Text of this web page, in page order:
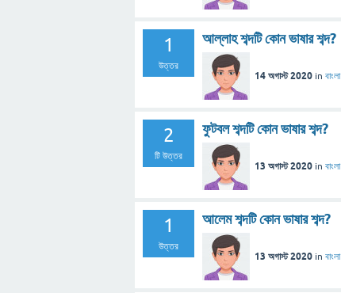
1
উত্তর
আল্লাহ শব্দটি কোন ভাষার শব্দ?
14 অগাস্ট 2020 in বাংলা
2
টি উত্তর
ফুটবল শব্দটি কোন ভাষার শব্দ?
13 অগাস্ট 2020 in বাংলা
1
উত্তর
আলেম শব্দটি কোন ভাষার শব্দ?
13 অগাস্ট 2020 in বাংলা